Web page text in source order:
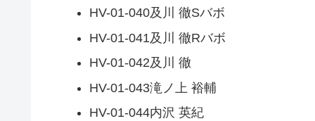
HV-01-040及川 徹Sバボ
HV-01-041及川 徹Rバボ
HV-01-042及川 徹
HV-01-043滝ノ上 裕輔
HV-01-044内沢 英紀